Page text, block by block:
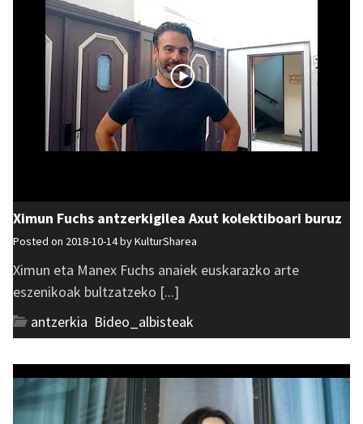
Ximun Fuchs antzerkigilea Axut kolektiboari buruz
Posted on 2018-10-14 byKulturSharea
Ximun eta Manex Fuchs anaiek euskarazko arte
eszenikoak bultzatzeko [...]
antzerkia Bideo_albisteak